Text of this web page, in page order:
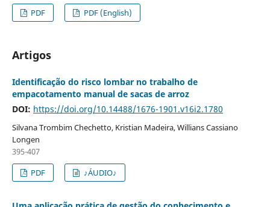
PDF
PDF (English)
Artigos
Identificação do risco lombar no trabalho de
empacotamento manual de sacas de arroz
DOI: https://doi.org/10.14488/1676-1901.v16i2.1780
Silvana Trombim Chechetto, Kristian Madeira, Willians Cassiano
Longen
395-407
PDF
♪ÁUDIO♪